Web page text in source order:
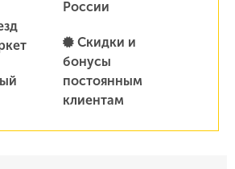
России
Скидки и
бонусы
постоянным
клиентам